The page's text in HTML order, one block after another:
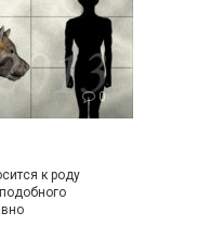
0
к роду